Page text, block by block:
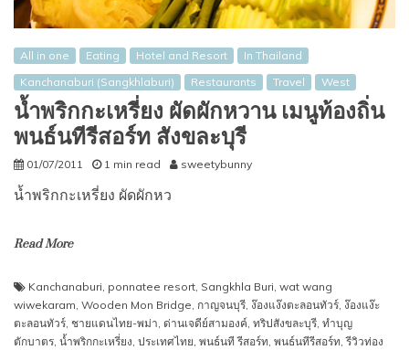
All in one Eating Hotel and Resort
In Thailand
Kanchanaburi (Sangkhlaburi)
Restaurants Travel West
น้ำพริกกะเหรี่ยง ผัดผักหวาน เมนูท้องถิ่น
พนธ์นทีรีสอร์ท สังขละบุรี
01/07/2011 1 min read sweetybunny
น้ำพริกกะเหรี่ยง ผัดผักหว
Read More
Kanchanaburi, ponnatee resort, Sangkhla Buri, wat wang
wiwekaram, Wooden Mon Bridge, กาญจนบุรี, ง๊องแง๊งตะลอนทัวร์, ง๊องแง๊ะ
ตะลอนทัวร์, ชายแดนไทย-พม่า, ด่านเจดีย์สามองค์, ทริปสังขละบุรี, ทำบุญ
ตักบาตร, น้ำพริกกะเหรี่ยง, ประเทศไทย, พนธ์นที รีสอร์ท, พนธ์นทีรีสอร์ท,รีวิวท่อง